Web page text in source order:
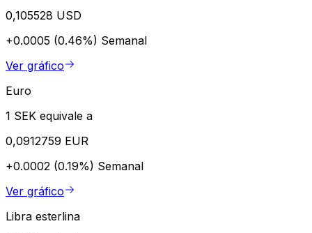
0,105528 USD
+0.0005 (0.46%) Semanal
Ver gráfico
Euro
1 SEK equivale a
0,0912759 EUR
+0.0002 (0.19%) Semanal
Ver gráfico
Libra esterlina